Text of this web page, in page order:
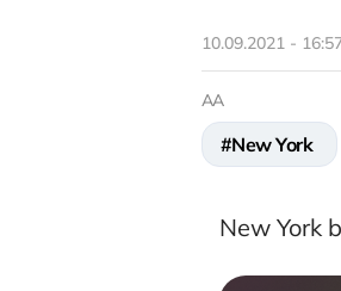
10.09.2021 -
AA
#New York
New York